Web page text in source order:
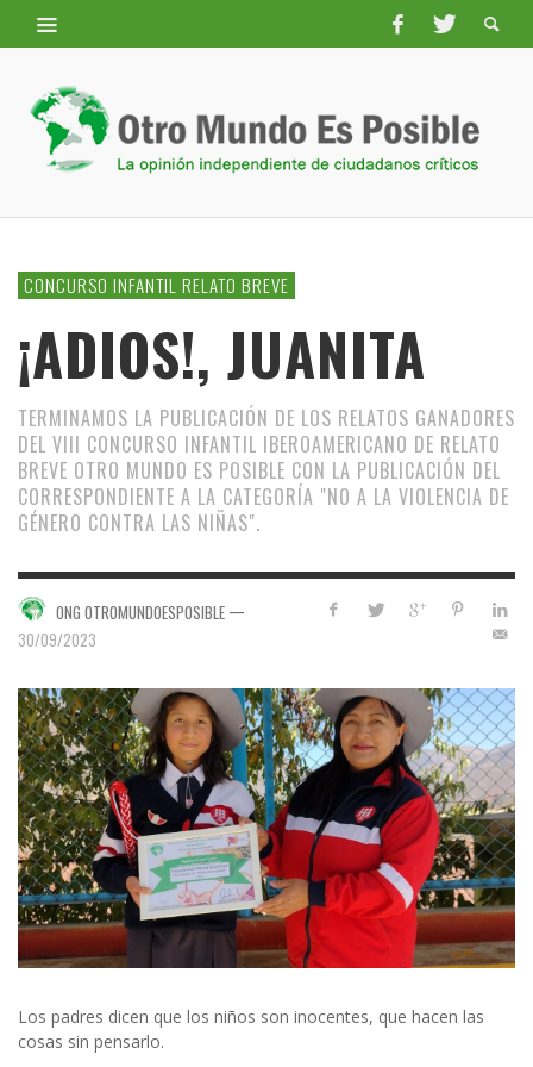
CONCURSO INFANTIL RELATO BREVE
¡ADIOS!, JUANITA
TERMINAMOS LA PUBLICACIÓN DE LOS RELATOS GANADORES
DEL VIII CONCURSO INFANTIL IBEROAMERICANO DE RELATO
BREVE OTRO MUNDO ES POSIBLE CON LA PUBLICACIÓN DEL
CORRESPONDIENTE A LA CATEGORÍA "NO A LA VIOLENCIA DE
GÉNERO CONTRA LAS NIÑAS".
ONG OTROMUNDOESPOSIBLE —
30/09/2023
Los padres dicen que los niños son inocentes, que hacen las
cosas sin pensarlo.